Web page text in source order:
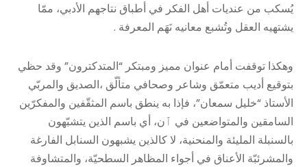
يُسكب من عنديات أهل الفكر في أطباق نتاجهم الأدبي، ممّا
يشتهيه العقل وتُشبع معانيه نَهَم المعرفة .
وهكذا توقفت أمام عنوان مميز ومبتكر “المتدكترون” وقد حظي
بتوقيع أديب متعمّق وشاعر وصحافي متألّق ،الصديق والمربّي
الأستاذ “خليل سمعان”، فإذا به ينطق باسم المثقّفين والمفكرّين
السامقين والمتواضعين في ٱن، أي باسم الذين يتشبّهون
بالسنبلة المليئة والمنحنية، لا كالذين يشبهون السنابل الفارغة
والمشرئبّة الأعناق في أجواء المظاهر السطحيّة، والمتشاوفة